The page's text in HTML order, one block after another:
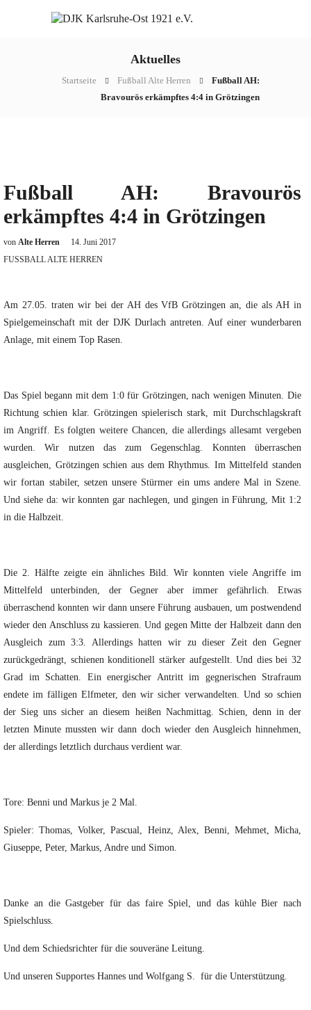
Aktuelles
Startseite Fußball Alte Herren
Fußball AH:
Bravourös erkämpftes 4:4 in Grötzingen
Fußball AH: Bravourös
erkämpftes 4:4 in Grötzingen
von Alte Herren
14. Juni 2017
FUSSBALL ALTE HERREN
Am 27.05. traten wir bei der AH des VfB Grötzingen an, die als AH in
Spielgemeinschaft mit der DJK Durlach antreten. Auf einer wunderbaren
Anlage, mit einem Top Rasen.
Das Spiel begann mit dem 1:0 für Grötzingen, nach wenigen Minuten. Die
Richtung schien klar. Grötzingen spielerisch stark, mit Durchschlagskraft
im Angriff. Es folgten weitere Chancen, die allerdings allesamt vergeben
wurden. Wir nutzen das zum Gegenschlag. Konnten überraschen
ausgleichen, Grötzingen schien aus dem Rhythmus. Im Mittelfeld standen
wir fortan stabiler, setzen unsere Stürmer ein ums andere Mal in Szene.
Und siehe da: wir konnten gar nachlegen, und gingen in Führung, Mit 1:2
in die Halbzeit.
Die 2. Hälfte zeigte ein ähnliches Bild. Wir konnten viele Angriffe im
Mittelfeld unterbinden, der Gegner aber immer gefährlich. Etwas
überraschend konnten wir dann unsere Führung ausbauen, um postwendend
wieder den Anschluss zu kassieren. Und gegen Mitte der Halbzeit dann den
Ausgleich zum 3:3. Allerdings hatten wir zu dieser Zeit den Gegner
zurückgedrängt, schienen konditionell stärker aufgestellt. Und dies bei 32
Grad im Schatten. Ein energischer Antritt im gegnerischen Strafraum
endete im fälligen Elfmeter, den wir sicher verwandelten. Und so schien
der Sieg uns sicher an diesem heißen Nachmittag. Schien, denn in der
letzten Minute mussten wir dann doch wieder den Ausgleich hinnehmen,
der allerdings letztlich durchaus verdient war.
Tore: Benni und Markus je 2 Mal.
Spieler: Thomas, Volker, Pascual, Heinz, Alex, Benni, Mehmet, Micha,
Giuseppe, Peter, Markus, Andre und Simon.
Danke an die Gastgeber für das faire Spiel, und das kühle Bier nach
Spielschluss.
Und dem Schiedsrichter für die souveräne Leitung.
Und unseren Supportes Hannes und Wolfgang S. für die Unterstützung.